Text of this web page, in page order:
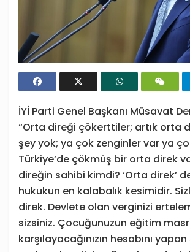
İYİ Parti Genel Başkanı Müsavat
“Orta direği çökerttiler; artık orta
şey yok; ya çok zenginler var ya
Türkiye’de çökmüş bir orta direk
direğin sahibi kimdi? ‘Orta direk’
hukukun en kalabalık kesimidir.
direk. Devlete olan verginizi
sizsiniz. Çocuğunuzun eğitim
karşılayacağınızın hesabını